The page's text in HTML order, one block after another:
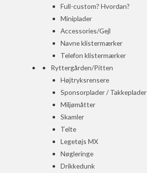
Full-custom? Hvordan?
Miniplader
Accessories/Gejl
Navne klistermærker
Telefon klistermærker
Ryttergården/Pitten
Højtryksrensere
Sponsorplader / Takkeplader
Miljømåtter
Skamler
Telte
Legetøjs MX
Nøgleringe
Drikkedunk